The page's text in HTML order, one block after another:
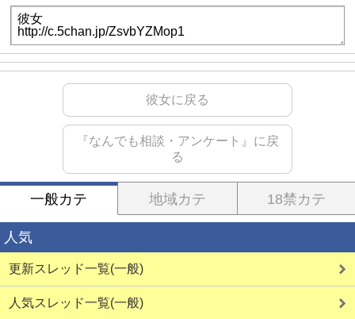
彼女に戻る
『なんでも相談・アンケート』に戻
る
一般カテ 地域カテ 18禁カテ
人気
更新スレッド一覧(一般)
人気スレッド一覧(一般)